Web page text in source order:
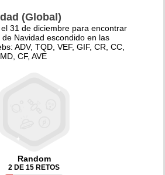
(Global)
31 de diciembre para encontrar
Navidad escondido en las
ADV, TQD, VEF, GIF, CR, CC,
CF, AVE
Random
2 DE 15 RETOS